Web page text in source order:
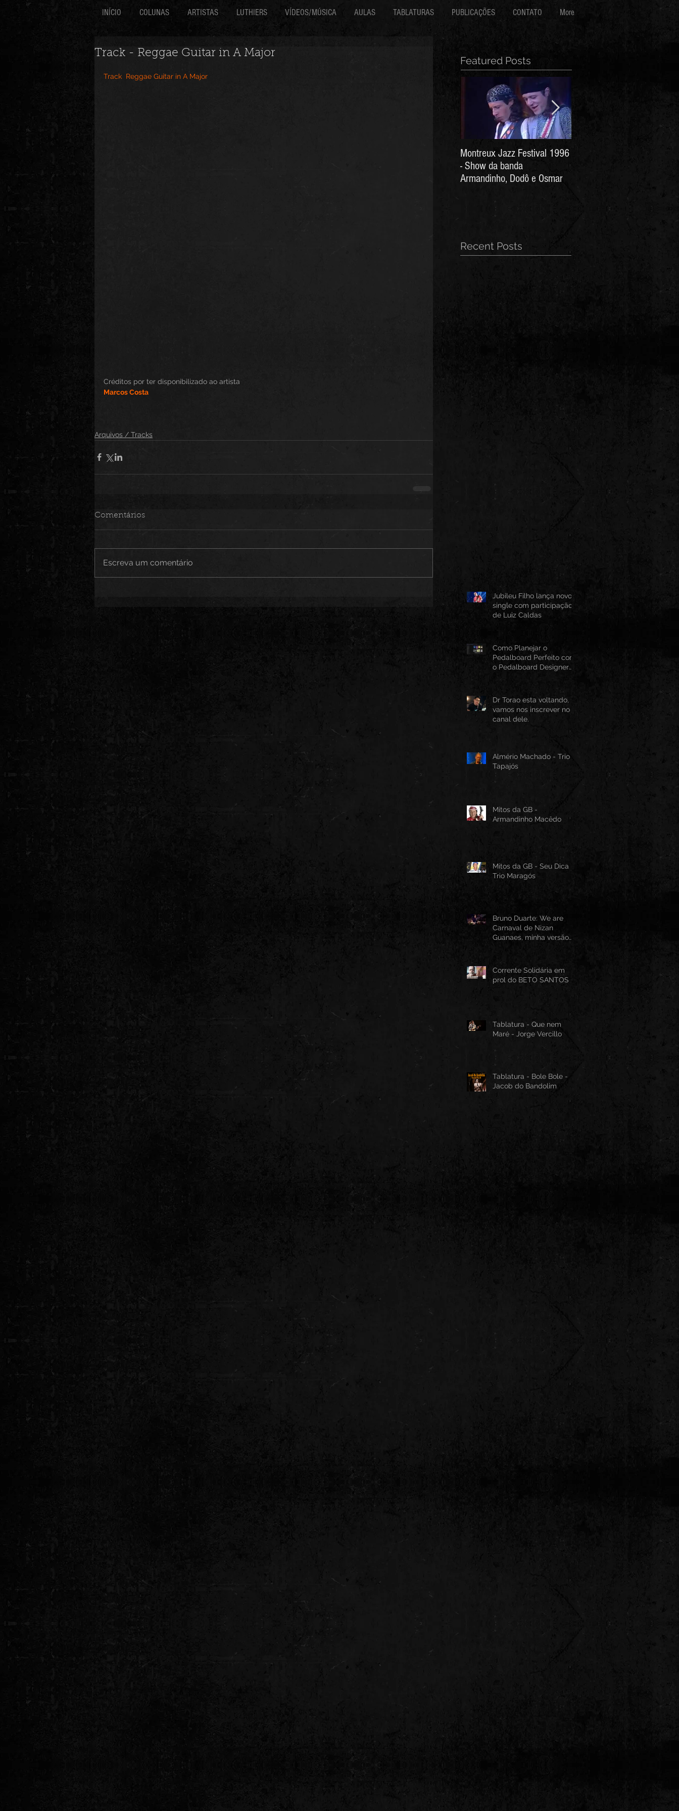
INÍCIO COLUNAS ARTISTAS LUTHIERS VÍDEOS/MÚSICA AULAS TABLATURAS PUBLICAÇÕES CONTATO More
Track - Reggae Guitar in A Major
Track  Reggae Guitar in A Major
Créditos por ter disponibilizado ao artista
Marcos Costa
Arquivos / Tracks
Comentários
Escreva um comentário
Featured Posts
Montreux Jazz Festival 1996
- Show da banda
Armandinho, Dodô e Osmar
Recent Posts
Jubileu Filho lança novo
single com participação
de Luiz Caldas
Como Planejar o
Pedalboard Perfeito com
o Pedalboard Designer
Dr Torao esta voltando,
vamos nos inscrever no
canal dele.
Almério Machado - Trio
Tapajós
Mitos da GB -
Armandinho Macêdo
Mitos da GB - Seu Dica -
Trio Maragós
Bruno Duarte: We are
Carnaval de Nizan
Guanaes, minha versão
Corrente Solidária em
prol do BETO SANTOS
Tablatura - Que nem
Maré - Jorge Vercillo
Tablatura - Bole Bole -
Jacob do Bandolim